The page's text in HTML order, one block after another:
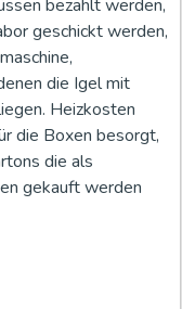
bezahlt werden,
geschickt werden,
die Igel mit
Heizkosten
die Boxen besorgt,
die als
gekauft werden